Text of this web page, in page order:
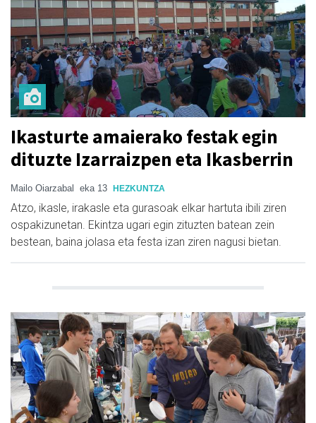
Ikasturte amaierako festak egin
dituzte Izarraizpen eta Ikasberrin
Mailo Oiarzabal eka 13 HEZKUNTZA
Atzo, ikasle, irakasle eta gurasoak elkar hartuta ibili ziren
ospakizunetan. Ekintza ugari egin zituzten batean zein
bestean, baina jolasa eta festa izan ziren nagusi bietan.